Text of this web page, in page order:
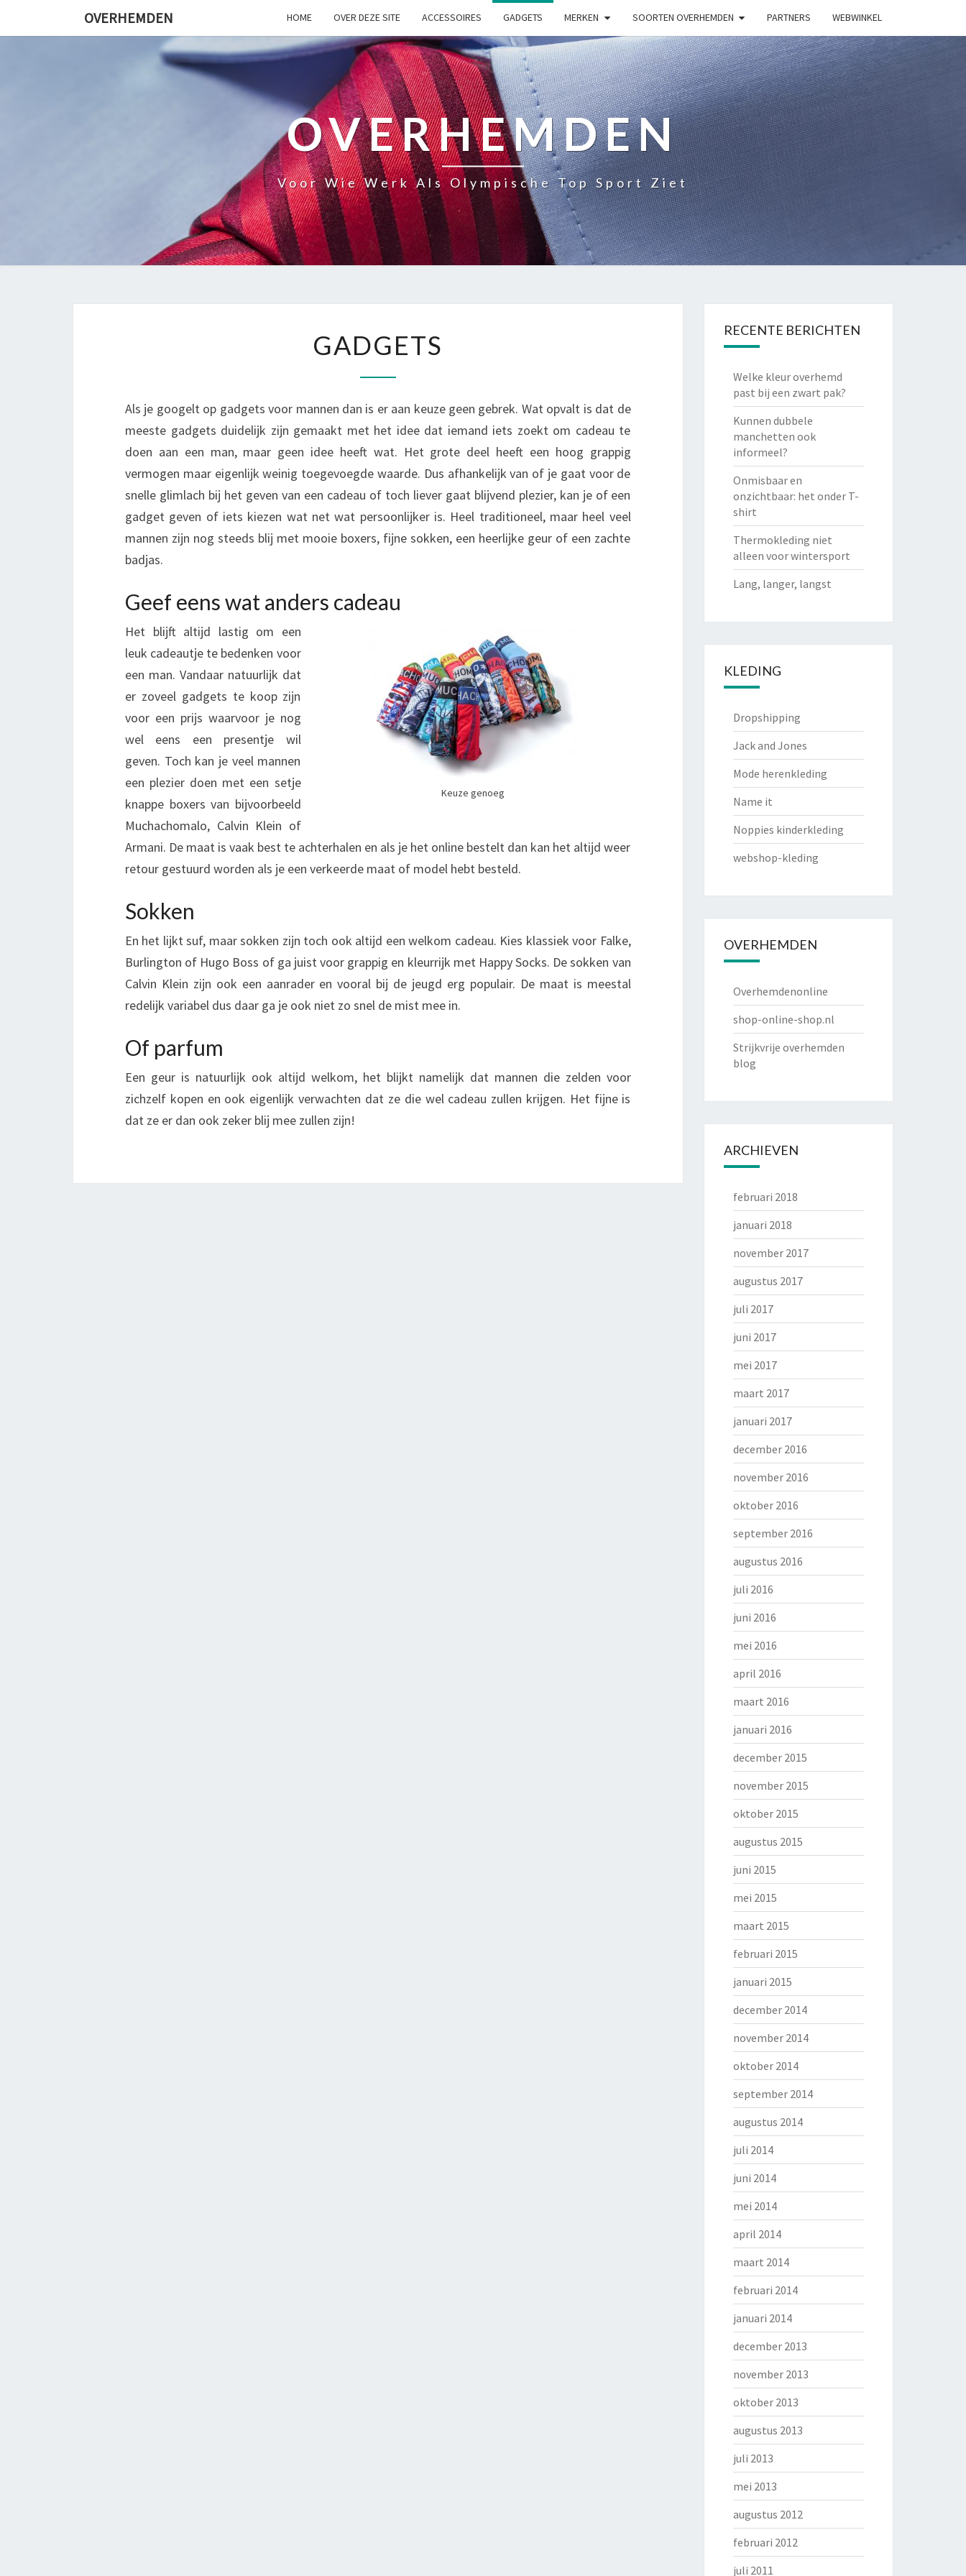
OVERHEMDEN HOME OVER DEZE SITE ACCESSOIRES GADGETS MERKEN SOORTEN OVERHEMDEN PARTNERS WEBWINKEL
OVERHEMDEN
Voor Wie Werk Als Olympische Top Sport Ziet
GADGETS
Als je googelt op gadgets voor mannen dan is er aan keuze geen gebrek. Wat opvalt is dat de
meeste gadgets duidelijk zijn gemaakt met het idee dat iemand iets zoekt om cadeau te
doen aan een man, maar geen idee heeft wat. Het grote deel heeft een hoog grappig
vermogen maar eigenlijk weinig toegevoegde waarde. Dus afhankelijk van of je gaat voor de
snelle glimlach bij het geven van een cadeau of toch liever gaat blijvend plezier, kan je of een
gadget geven of iets kiezen wat net wat persoonlijker is. Heel traditioneel, maar heel veel
mannen zijn nog steeds blij met mooie boxers, fijne sokken, een heerlijke geur of een zachte
badjas.
Geef eens wat anders cadeau
Keuze genoeg
Het blijft altijd lastig om een
leuk cadeautje te bedenken voor
een man. Vandaar natuurlijk dat
er zoveel gadgets te koop zijn
voor een prijs waarvoor je nog
wel eens een presentje wil
geven. Toch kan je veel mannen
een plezier doen met een setje
knappe boxers van bijvoorbeeld
Muchachomalo, Calvin Klein of
Armani. De maat is vaak best te achterhalen en als je het online bestelt dan kan het altijd weer
retour gestuurd worden als je een verkeerde maat of model hebt besteld.
Sokken
En het lijkt suf, maar sokken zijn toch ook altijd een welkom cadeau. Kies klassiek voor Falke,
Burlington of Hugo Boss of ga juist voor grappig en kleurrijk met Happy Socks. De sokken van
Calvin Klein zijn ook een aanrader en vooral bij de jeugd erg populair. De maat is meestal
redelijk variabel dus daar ga je ook niet zo snel de mist mee in.
Of parfum
Een geur is natuurlijk ook altijd welkom, het blijkt namelijk dat mannen die zelden voor
zichzelf kopen en ook eigenlijk verwachten dat ze die wel cadeau zullen krijgen. Het fijne is
dat ze er dan ook zeker blij mee zullen zijn!
RECENTE BERICHTEN
Welke kleur overhemd
past bij een zwart pak?
Kunnen dubbele
manchetten ook
informeel?
Onmisbaar en
onzichtbaar: het onder T-
shirt
Thermokleding niet
alleen voor wintersport
Lang, langer, langst
KLEDING
Dropshipping
Jack and Jones
Mode herenkleding
Name it
Noppies kinderkleding
webshop-kleding
OVERHEMDEN
Overhemdenonline
shop-online-shop.nl
Strijkvrije overhemden
blog
ARCHIEVEN
februari 2018
januari 2018
november 2017
augustus 2017
juli 2017
juni 2017
mei 2017
maart 2017
januari 2017
december 2016
november 2016
oktober 2016
september 2016
augustus 2016
juli 2016
juni 2016
mei 2016
april 2016
maart 2016
januari 2016
december 2015
november 2015
oktober 2015
augustus 2015
juni 2015
mei 2015
maart 2015
februari 2015
januari 2015
december 2014
november 2014
oktober 2014
september 2014
augustus 2014
juli 2014
juni 2014
mei 2014
april 2014
maart 2014
februari 2014
januari 2014
december 2013
november 2013
oktober 2013
augustus 2013
juli 2013
mei 2013
augustus 2012
februari 2012
juli 2011